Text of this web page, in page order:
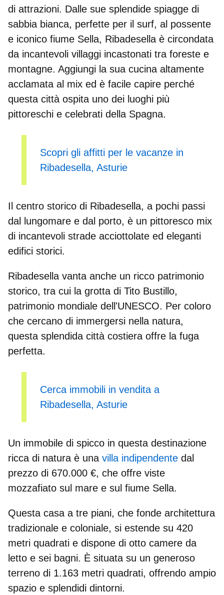
di attrazioni. Dalle sue splendide spiagge di
sabbia bianca, perfette per il surf, al possente
e iconico fiume Sella, Ribadesella è circondata
da incantevoli villaggi incastonati tra foreste e
montagne. Aggiungi la sua cucina altamente
acclamata al mix ed è facile capire perché
questa città ospita uno dei luoghi più
pittoreschi e celebrati della Spagna.
Scopri gli affitti per le vacanze in
Ribadesella, Asturie
Il centro storico di Ribadesella, a pochi passi
dal lungomare e dal porto, è un pittoresco mix
di incantevoli strade acciottolate ed eleganti
edifici storici.
Ribadesella vanta anche un ricco patrimonio
storico, tra cui la grotta di Tito Bustillo,
patrimonio mondiale dell'UNESCO. Per coloro
che cercano di immergersi nella natura,
questa splendida città costiera offre la fuga
perfetta.
Cerca immobili in vendita a
Ribadesella, Asturie
Un immobile di spicco in questa destinazione
ricca di natura è una villa indipendente dal
prezzo di 670.000 €, che offre viste
mozzafiato sul mare e sul fiume Sella.
Questa casa a tre piani, che fonde architettura
tradizionale e coloniale, si estende su 420
metri quadrati e dispone di otto camere da
letto e sei bagni. È situata su un generoso
terreno di 1.163 metri quadrati, offrendo ampio
spazio e splendidi dintorni.